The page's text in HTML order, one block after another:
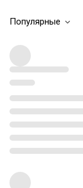
Популярные